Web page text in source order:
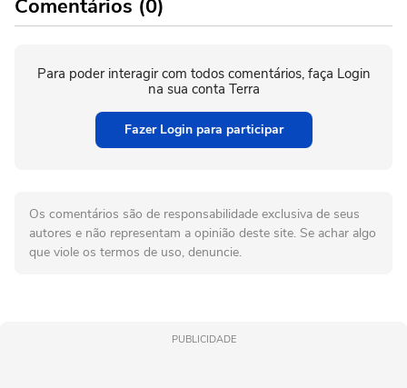
Comentários (0)
Para poder interagir com todos comentários, faça Login
na sua conta Terra
Fazer Login para participar
Os comentários são de responsabilidade exclusiva de seus
autores e não representam a opinião deste site. Se achar algo
que viole os termos de uso, denuncie.
PUBLICIDADE